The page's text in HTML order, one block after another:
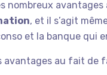
nombreux
, et il s’agit
et la banque qui
avantages au fait de